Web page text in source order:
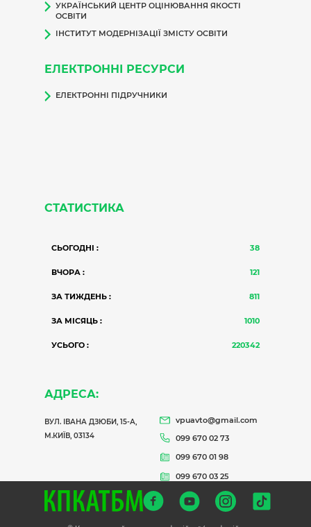
УКРАЇНСЬКИЙ ЦЕНТР ОЦІНЮВАННЯ ЯКОСТІ
ОСВІТИ
ІНСТИТУТ МОДЕРНІЗАЦІЇ ЗМІСТУ ОСВІТИ
ЕЛЕКТРОННІ РЕСУРСИ
ЕЛЕКТРОННІ ПІДРУЧНИКИ
СТАТИСТИКА
СЬОГОДНІ : 38
ВЧОРА : 121
ЗА ТИЖДЕНЬ : 811
ЗА МІСЯЦЬ : 1010
УСЬОГО : 220342
АДРЕСА:
ВУЛ. ІВАНА ДЗЮБИ, 15-А,
М.КИЇВ, 03134
vpuavto@gmail.com
099 670 02 73
099 670 01 98
099 670 03 25